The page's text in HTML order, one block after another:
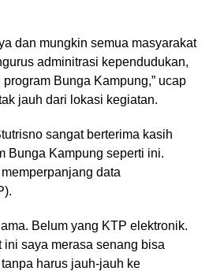
dan mungkin semua masyarakat
adminitrasi kependudukan,
Bunga Kampung,” ucap
jauh dari lokasi kegiatan.
sangat berterima kasih
Bunga Kampung seperti ini.
data
Belum yang KTP elektronik.
saya merasa senang bisa
harus jauh-jauh ke